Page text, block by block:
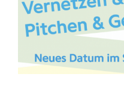
Larger
Image